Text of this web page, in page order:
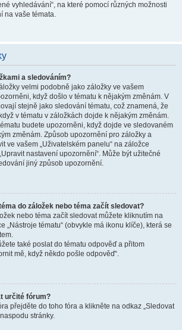
vyhledávání“, na které pomocí různých možnosti
na vaše témata.
a sledováním?
velmi podobně jako záložky ve vašem
když došlo v tématu k nějakým změnám. V
stejně jako sledování tématu, což znamená, že
v tématu v záložkách dojde k nějakým změnám.
budete upozorněni, když dojde ve sledovaném
změnám. Způsob upozornění pro záložky a
ve vašem „Uživatelském panelu“ na záložce
nastavení upozornění“. Může být užitečné
jiný způsob upozornění.
do záložek nebo téma začít sledovat?
nebo téma začít sledovat můžete kliknutím na
„Nástroje tématu“ (obvykle má ikonu klíče), která se
také poslat do tématu odpověď a přitom
mě, když někdo pošle odpověď“.
určité fórum?
přejděte do toho fóra a klikněte na odkaz „Sledovat
stránky.